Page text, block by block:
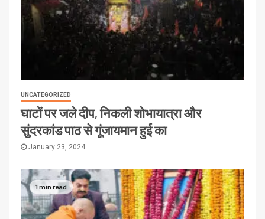
UNCATEGORIZED
घाटों पर जले दीप, निकली शोभायात्रा और
सुंदरकांड पाठ से गूंजायमान हुई का
January 23, 2024
1 min read